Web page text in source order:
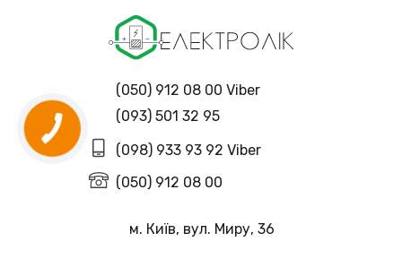
(050) 912 08 00 Viber
(093) 501 32 95
(098) 933 93 92 Viber
(050) 912 08 00
м. Київ, вул. Миру, 36